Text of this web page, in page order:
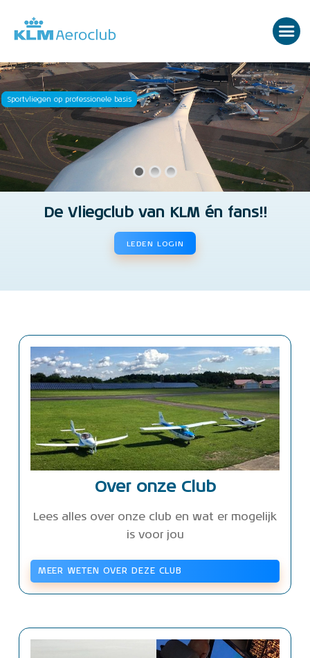
Sportvliegen op professionele basis
De Vliegclub van KLM én fans!!
LEDEN LOGIN
Over onze Club
Lees alles over onze club en wat er mogelijk
is voor jou
MEER WETEN OVER DEZE CLUB